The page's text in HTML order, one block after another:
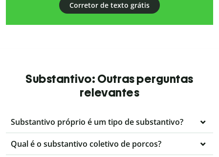
Corretor de texto grátis
Substantivo: Outras perguntas
relevantes
Substantivo próprio é um tipo de substantivo?
Qual é o substantivo coletivo de porcos?